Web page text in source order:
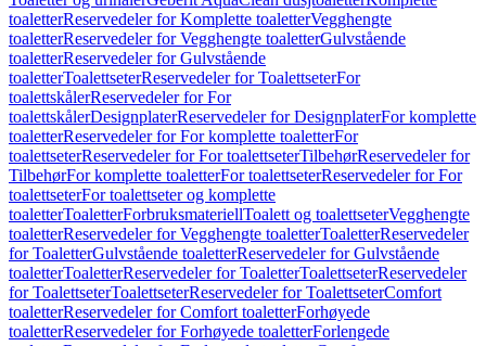
toaletterReservedeler for Komplette toaletterVegghengte
toaletterReservedeler for Vegghengte toaletterGulvstående
toaletterReservedeler for Gulvstående
toaletterToalettseterReservedeler for ToalettseterFor
toalettskålerReservedeler for For
toalettskålerDesignplaterReservedeler for DesignplaterFor komplette
toaletterReservedeler for For komplette toaletterFor
toalettseterReservedeler for For toalettseterTilbehørReservedeler for
TilbehørFor komplette toaletterFor toalettseterReservedeler for For
toalettseterFor toalettseter og komplette
toaletterToaletterForbruksmateriellToalett og toalettseterVegghengte
toaletterReservedeler for Vegghengte toaletterToaletterReservedeler
for ToaletterGulvstående toaletterReservedeler for Gulvstående
toaletterToaletterReservedeler for ToaletterToalettseterReservedeler
for ToalettseterToalettseterReservedeler for ToalettseterComfort
toaletterReservedeler for Comfort toaletterForhøyede
toaletterReservedeler for Forhøyede toaletterForlengede